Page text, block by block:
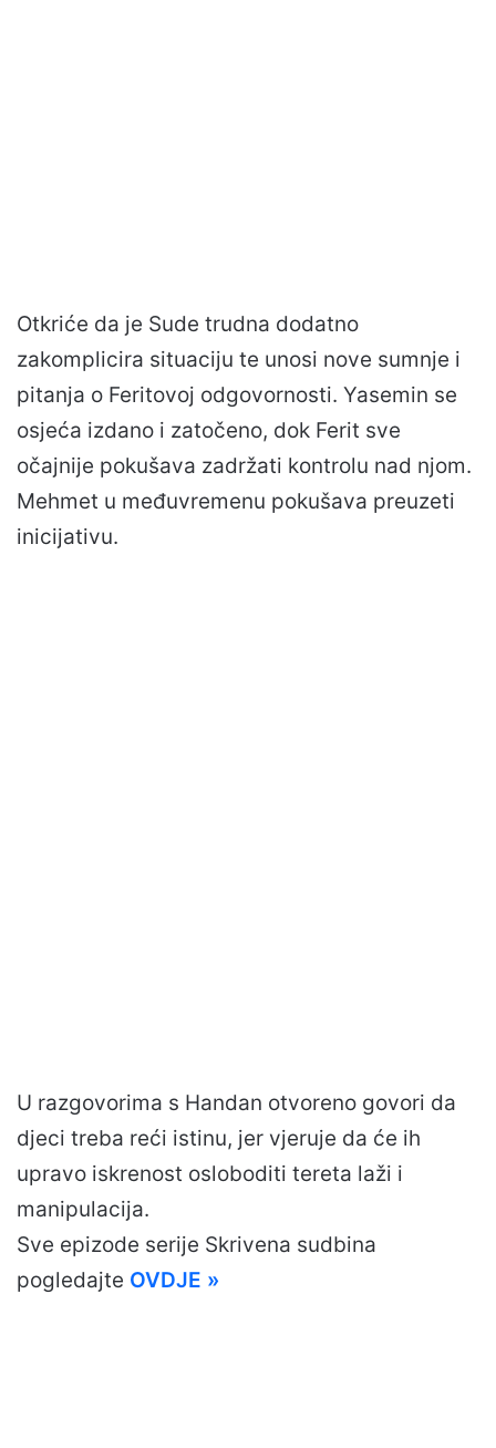
Otkriće da je Sude trudna dodatno
zakomplicira situaciju te unosi nove sumnje i
pitanja o Feritovoj odgovornosti. Yasemin se
osjeća izdano i zatočeno, dok Ferit sve
očajnije pokušava zadržati kontrolu nad njom.
Mehmet u međuvremenu pokušava preuzeti
inicijativu.
U razgovorima s Handan otvoreno govori da
djeci treba reći istinu, jer vjeruje da će ih
upravo iskrenost osloboditi tereta laži i
manipulacija.
Sve epizode serije Skrivena sudbina
pogledajte OVDJE »